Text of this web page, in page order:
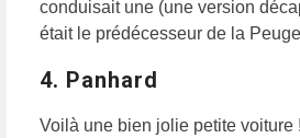
conduisait une (une version
était le prédécesseur de la
4. Panhard
Voilà une bien jolie petite voiture